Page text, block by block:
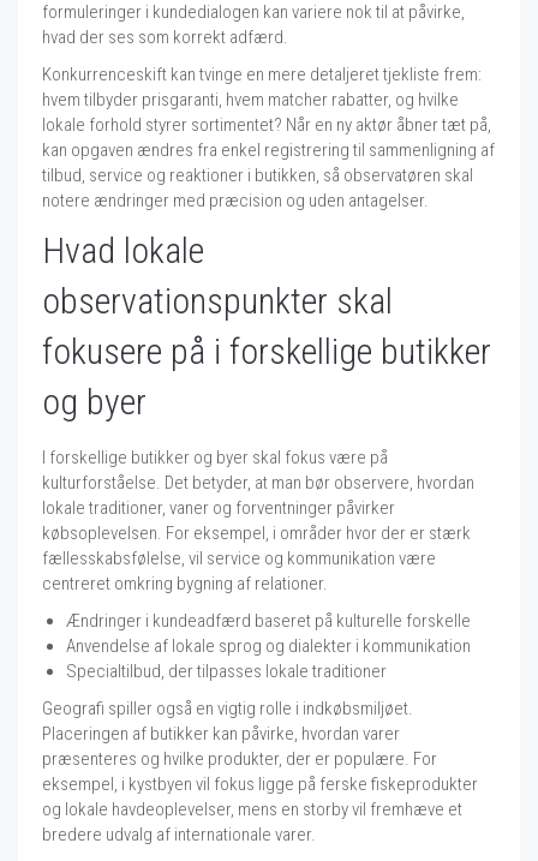
formuleringer i kundedialogen kan variere nok til at påvirke,
hvad der ses som korrekt adfærd.
Konkurrenceskift kan tvinge en mere detaljeret tjekliste frem:
hvem tilbyder prisgaranti, hvem matcher rabatter, og hvilke
lokale forhold styrer sortimentet? Når en ny aktør åbner tæt på,
kan opgaven ændres fra enkel registrering til sammenligning af
tilbud, service og reaktioner i butikken, så observatøren skal
notere ændringer med præcision og uden antagelser.
Hvad lokale
observationspunkter skal
fokusere på i forskellige butikker
og byer
I forskellige butikker og byer skal fokus være på
kulturforståelse. Det betyder, at man bør observere, hvordan
lokale traditioner, vaner og forventninger påvirker
købsoplevelsen. For eksempel, i områder hvor der er stærk
fællesskabsfølelse, vil service og kommunikation være
centreret omkring bygning af relationer.
Ændringer i kundeadfærd baseret på kulturelle forskelle
Anvendelse af lokale sprog og dialekter i kommunikation
Specialtilbud, der tilpasses lokale traditioner
Geografi spiller også en vigtig rolle i indkøbsmiljøet.
Placeringen af butikker kan påvirke, hvordan varer
præsenteres og hvilke produkter, der er populære. For
eksempel, i kystbyen vil fokus ligge på ferske fiskeprodukter
og lokale havdeoplevelser, mens en storby vil fremhæve et
bredere udvalg af internationale varer.